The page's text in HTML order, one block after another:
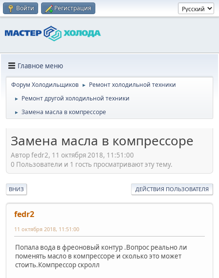
Войти Регистрация
Главное меню
Форум Холодильщиков ► Ремонт холодильной техники
► Ремонт другой холодильной техники
► Замена масла в компрессоре
Замена масла в компрессоре
Автор fedr2, 11 октября 2018, 11:51:00
0 Пользователи и 1 гость просматривают эту тему.
ВНИЗ ДЕЙСТВИЯ ПОЛЬЗОВАТЕЛЯ
fedr2
11 октября 2018, 11:51:00
Попала вода в фреоновый контур .Вопрос реально ли
поменять масло в компрессоре и сколько это может
стоить.Компрессор скролл